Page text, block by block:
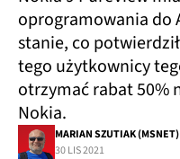
oprogramowania do
stanie, co
tego użytkownicy
otrzymać rabat 50%
Nokia.
MARIAN SZUTIAK (MSNET)
30 LIS 2021